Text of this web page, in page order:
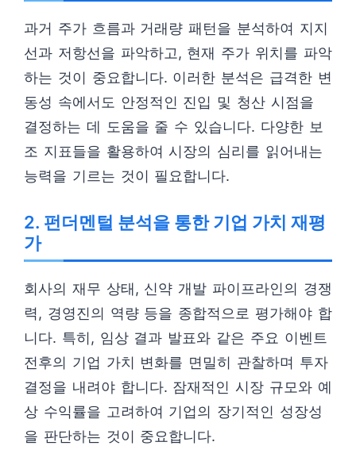
과거 주가 흐름과 거래량 패턴을 분석하여 지지
선과 저항선을 파악하고, 현재 주가 위치를 파악
하는 것이 중요합니다. 이러한 분석은 급격한 변
동성 속에서도 안정적인 진입 및 청산 시점을
결정하는 데 도움을 줄 수 있습니다. 다양한 보
조 지표들을 활용하여 시장의 심리를 읽어내는
능력을 기르는 것이 필요합니다.
2. 펀더멘털 분석을 통한 기업 가치 재평
가
회사의 재무 상태, 신약 개발 파이프라인의 경쟁
력, 경영진의 역량 등을 종합적으로 평가해야 합
니다. 특히, 임상 결과 발표와 같은 주요 이벤트
전후의 기업 가치 변화를 면밀히 관찰하며 투자
결정을 내려야 합니다. 잠재적인 시장 규모와 예
상 수익률을 고려하여 기업의 장기적인 성장성
을 판단하는 것이 중요합니다.